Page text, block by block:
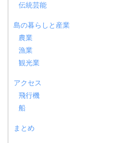
伝統芸能
島の暮らしと産業
農業
漁業
観光業
アクセス
飛行機
船
まとめ